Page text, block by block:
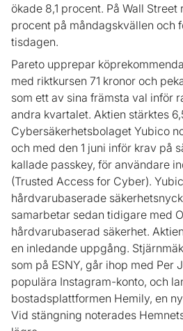
ökade 8,1 procent. På Wall Street
procent på måndagskvällen och
tisdagen.
Pareto upprepar
med riktkursen 71 kronor och
som ett av sina främsta val inför
andra kvartalet. Aktien stärktes
Cybersäkerhetsbolaget Yubico
och med den 1 juni inför krav på
kallade passkey, för användare
(Trusted Access for Cyber).
hårdvarubaserade
samarbetar sedan tidigare med
hårdvarubaserad säkerhet.
en inledande uppgång.
som på ESNY, går ihop med Per
populära Instagram-konto, och
bostadsplattformen Hemily, en
Vid stängning noterades